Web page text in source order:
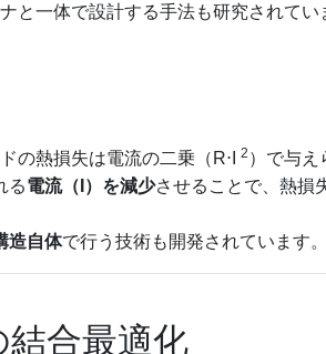
と一体で設計する手法も研究されてい
の熱損失は電流の二乗（R⋅I 2 ）で与え
る電流（I）を減少させることで、熱損
造自体で行う技術も開発されています。
合最適化